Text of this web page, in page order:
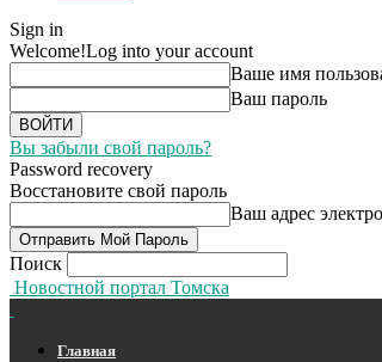
Sign in
Welcome!Log into your account
Ваше имя
Ваш пароль
Вы забыли свой пароль?
Password recovery
Восстановите свой пароль
Ваш адрес
Поиск
Новостной портал Томска
Главная